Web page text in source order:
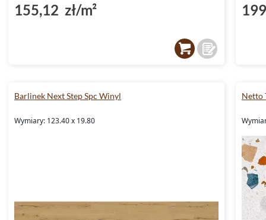
155,12 zł/m²
Barlinek Next Step Spc Winyl
Wymiary: 123.40 x 19.80
Netto